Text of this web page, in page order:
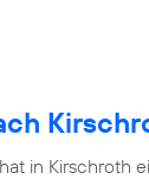
in Kirschroth